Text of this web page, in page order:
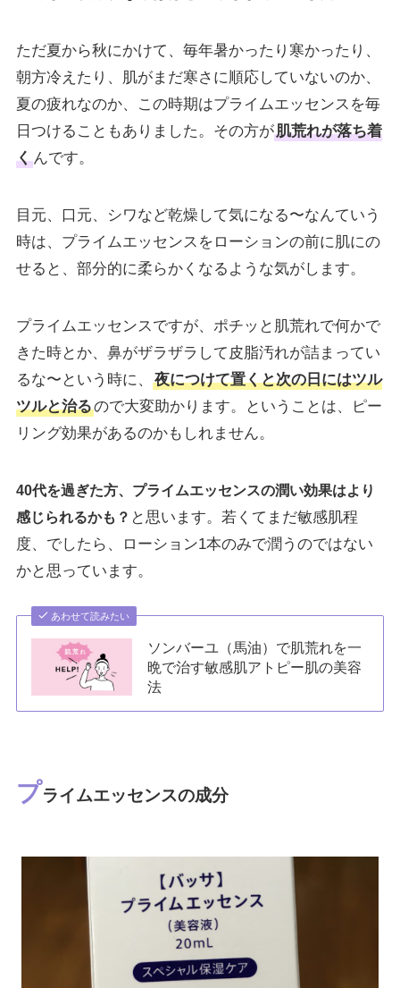
ただ夏から秋にかけて、毎年暑かったり寒かったり、
朝方冷えたり、肌がまだ寒さに順応していないのか、
夏の疲れなのか、この時期はプライムエッセンスを毎
日つけることもありました。その方が肌荒れが落ち着
くんです。
目元、口元、シワなど乾燥して気になる〜なんていう
時は、プライムエッセンスをローションの前に肌にの
せると、部分的に柔らかくなるような気がします。
プライムエッセンスですが、ポチッと肌荒れで何かで
きた時とか、鼻がザラザラして皮脂汚れが詰まってい
るな〜という時に、
夜につけて置くと次の日にはツル
ツルと治るので大変助かります。ということは、ピー
リング効果があるのかもしれません。
40代を過ぎた方、プライムエッセンスの潤い効果はより
感じられるかも？ と思います。若くてまだ敏感肌程
度、でしたら、ローション1本のみで潤うのではない
かと思っています。
あわせて読みたい
ソンバーユ（馬油）で肌荒れを一
晩で治す敏感肌アトピー肌の美容
法
プライムエッセンスの成分